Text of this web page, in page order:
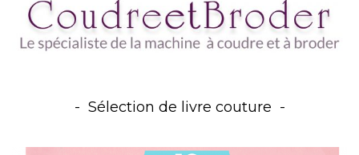
Sélection de livre couture